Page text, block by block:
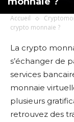
Accueil
crypto monnaie ?
La crypto
s’échanger de
services
monnaie
plusieurs
retrouvez des